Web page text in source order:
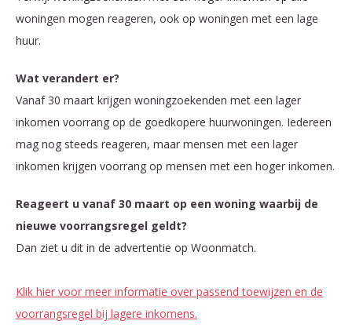
woningen mogen reageren, ook op woningen met een lage
huur.
Wat verandert er?
Vanaf 30 maart krijgen woningzoekenden met een lager
inkomen voorrang op de goedkopere huurwoningen. Iedereen
mag nog steeds reageren, maar mensen met een lager
inkomen krijgen voorrang op mensen met een hoger inkomen.
Reageert u vanaf 30 maart op een woning waarbij de
nieuwe voorrangsregel geldt?
Dan ziet u dit in de advertentie op Woonmatch.
Klik hier voor meer informatie over passend toewijzen en de
voorrangsregel bij lagere inkomens.